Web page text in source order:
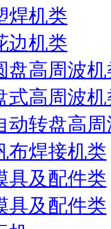
焊机类
边机类
盘高周波机
式高周波机
动转盘高
布焊接机类
具及配件类
具及配件类